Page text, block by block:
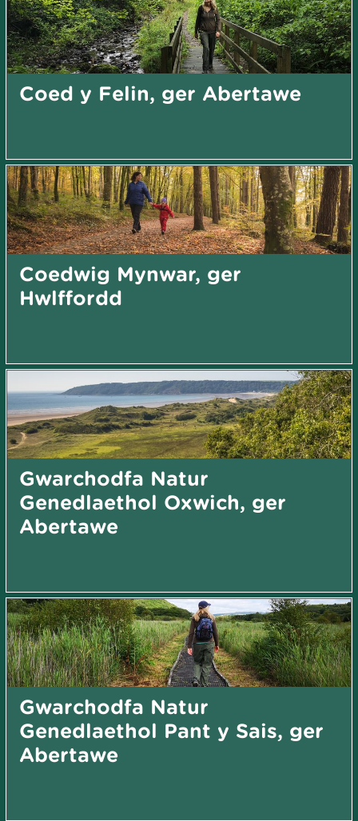
Coed y Felin, ger Abertawe
Coedwig Mynwar, ger
Hwlffordd
Gwarchodfa Natur
Genedlaethol Oxwich, ger
Abertawe
Gwarchodfa Natur
Genedlaethol Pant y Sais, ger
Abertawe